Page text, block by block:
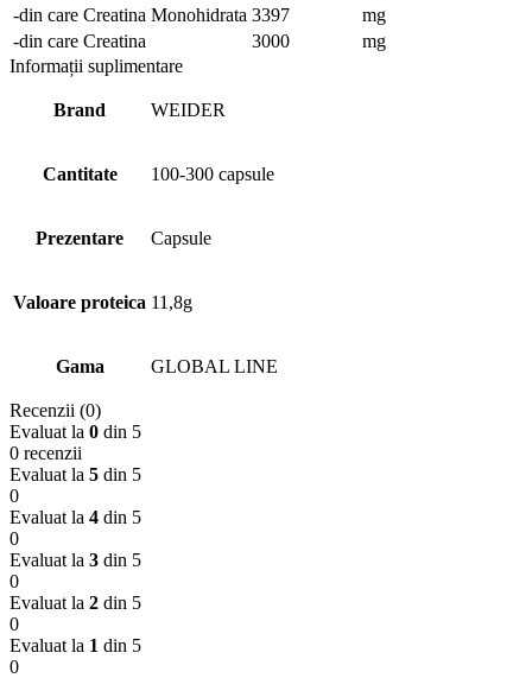
-din care Creatina Monohidrata 3397
mg
-din care Creatina
3000
mg
Informații suplimentare
Brand WEIDER
Cantitate 100-300 capsule
Prezentare Capsule
Valoare proteica 11,8g
Gama GLOBAL LINE
Recenzii (0)
Evaluat la 0 din 5
0 recenzii
Evaluat la 5 din 5
0
Evaluat la 4 din 5
0
Evaluat la 3 din 5
0
Evaluat la 2 din 5
0
Evaluat la 1 din 5
0